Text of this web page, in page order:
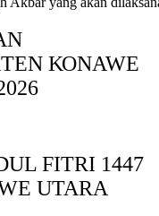
ΚΟNAWE
FITRI 1447
UTARA